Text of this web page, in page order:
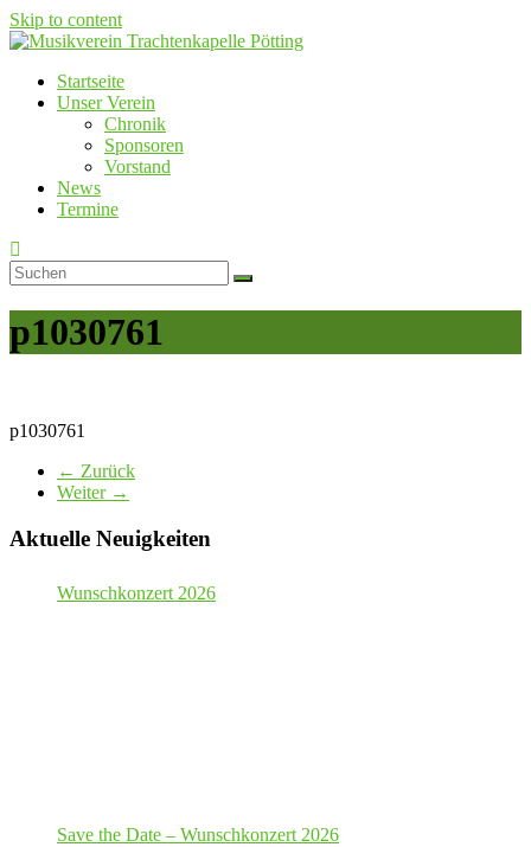
Skip to content
Musikverein Trachtenkapelle Pötting
Startseite
Unser Verein
Chronik
Sponsoren
Vorstand
News
Termine
p1030761
p1030761
← Zurück
Weiter →
Aktuelle Neuigkeiten
Wunschkonzert 2026
Save the Date – Wunschkonzert 2026